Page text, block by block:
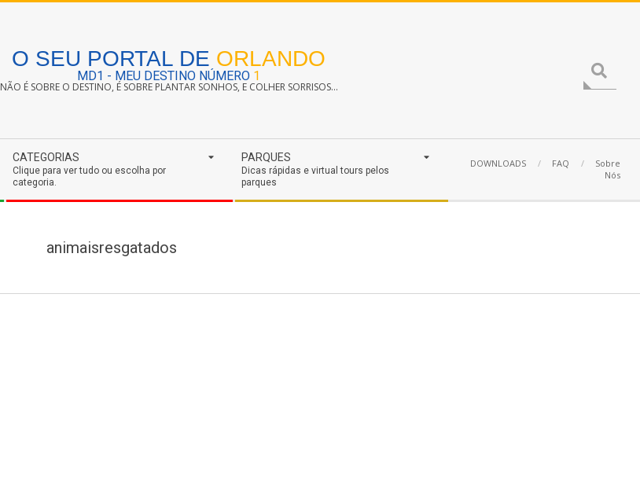
O SEU PORTAL DE ORLANDO
MD1 - MEU DESTINO NÚMERO 1
NÃO É SOBRE O DESTINO, É SOBRE PLANTAR SONHOS, E COLHER SORRISOS...
CATEGORIAS
Clique para ver tudo ou escolha por
categoria.
PARQUES
Dicas rápidas e virtual tours pelos
parques
DOWNLOADS FAQ
Sobre
Nós
animaisresgatados